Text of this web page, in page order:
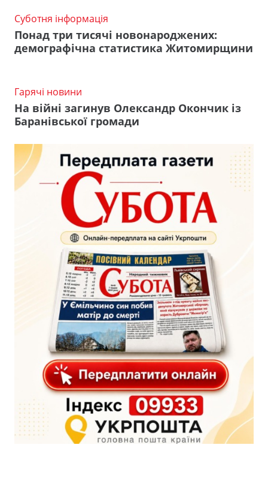
Суботня інформація
Понад три тисячі новонароджених:
демографічна статистика Житомирщини
Гарячі новини
На війні загинув Олександр Окончик із
Баранівської громади